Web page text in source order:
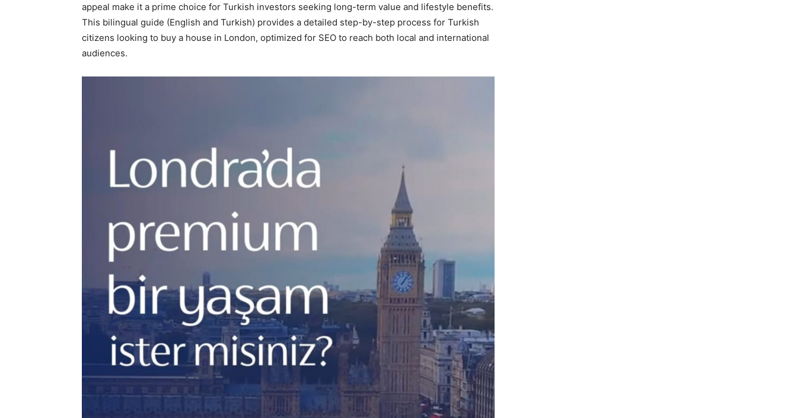
appeal make it a prime choice for Turkish investors seeking long-term value and lifestyle benefits.
This bilingual guide (English and Turkish) provides a detailed step-by-step process for Turkish
citizens looking to buy a house in London, optimized for SEO to reach both local and international
audiences.